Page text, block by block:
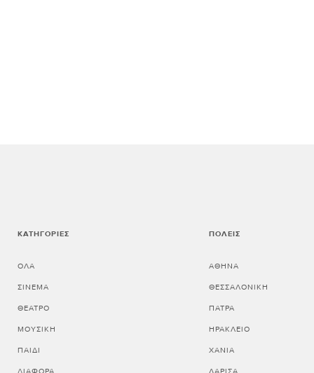
ΚΑΤΗΓΟΡΊΕΣ
ΌΛΑ
ΣΙΝΕΜΆ
ΘΈΑΤΡΟ
ΜΟΥΣΙΚΉ
ΠΑΙΔΊ
ΔΙΆΦΟΡΑ
ΠΌΛΕΙΣ
ΑΘΗΝΑ
ΘΕΣΣΑΛΟΝΙΚΗ
ΠΑΤΡΑ
ΗΡΑΚΛΕΙΟ
ΧΑΝΙΑ
ΛΑΡΙΣΑ